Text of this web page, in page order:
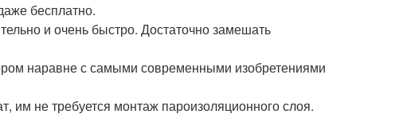
бесплатно.
и очень быстро. Достаточно замешать
наравне с самыми современными изобретениями
им не требуется монтаж пароизоляционного слоя.